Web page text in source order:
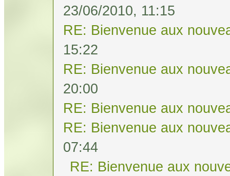
23/06/2010, 11:15
RE: Bienvenue aux
15:22
RE: Bienvenue aux
20:00
RE: Bienvenue aux
RE: Bienvenue aux
07:44
RE: Bienvenue aux